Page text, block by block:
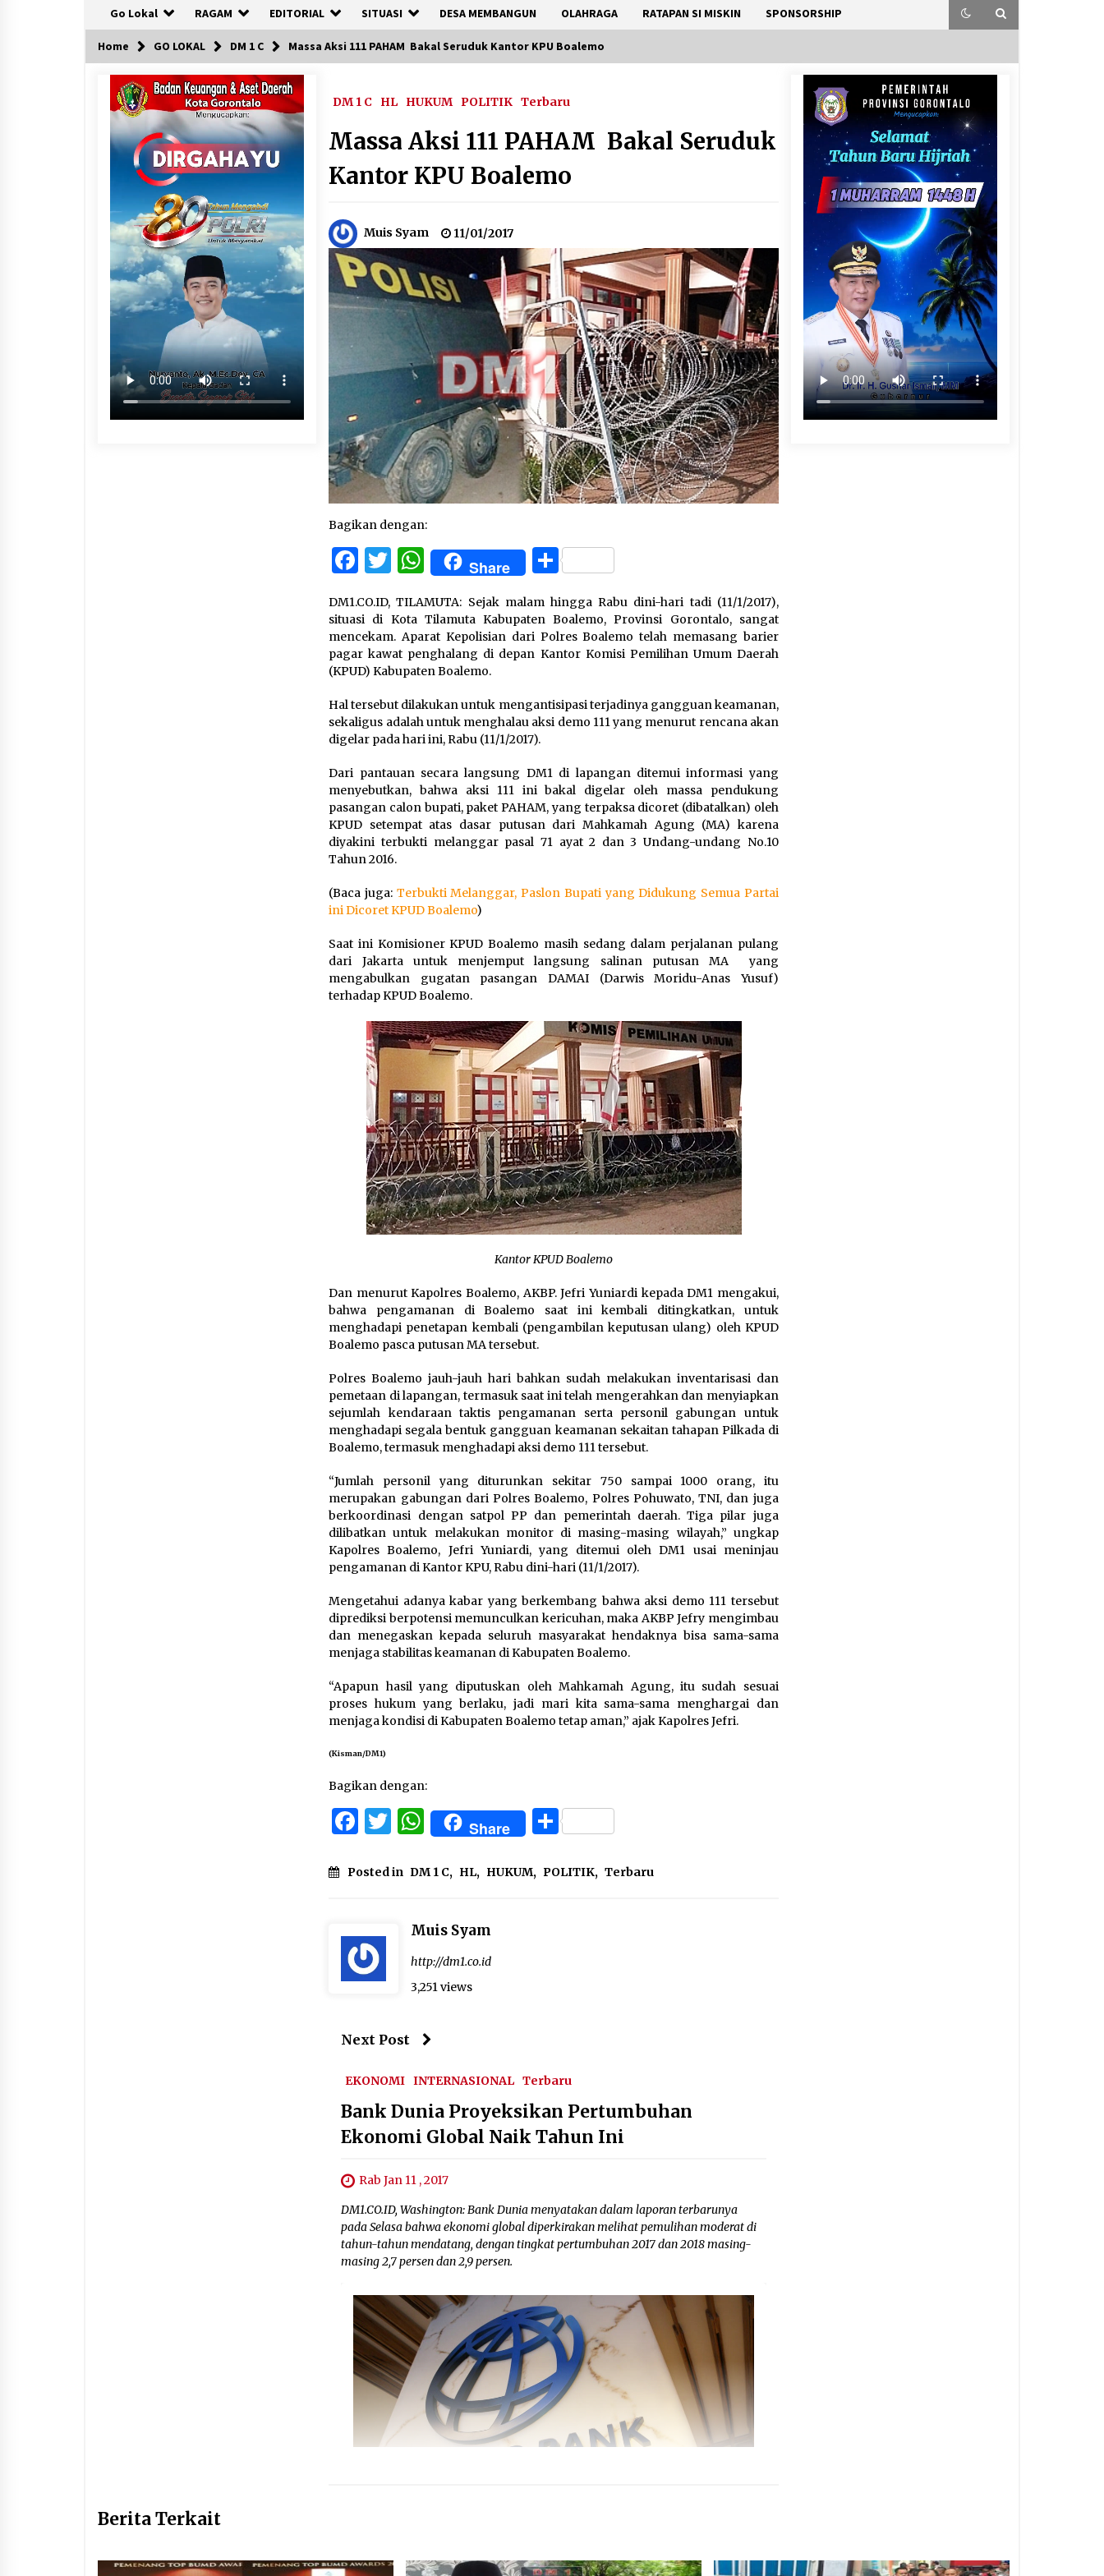
Go Lokal RAGAM EDITORIAL SITUASI DESA MEMBANGUN OLAHRAGA RATAPAN SI MISKIN SPONSORSHIP
Home GO LOKAL DM 1 C Massa Aksi 111 PAHAM Bakal Seruduk Kantor KPU Boalemo
DM 1 C HL HUKUM POLITIK Terbaru
Massa Aksi 111 PAHAM Bakal Seruduk
Kantor KPU Boalemo
Muis Syam 11/01/2017
Bagikan dengan:
Facebook
Twitter
WhatsApp
Share Share
DM1.CO.ID, TILAMUTA: Sejak malam hingga Rabu dini-hari tadi (11/1/2017),
situasi di Kota Tilamuta Kabupaten Boalemo, Provinsi Gorontalo, sangat
mencekam. Aparat Kepolisian dari Polres Boalemo telah memasang barier
pagar kawat penghalang di depan Kantor Komisi Pemilihan Umum Daerah
(KPUD) Kabupaten Boalemo.
Hal tersebut dilakukan untuk mengantisipasi terjadinya gangguan keamanan,
sekaligus adalah untuk menghalau aksi demo 111 yang menurut rencana akan
digelar pada hari ini, Rabu (11/1/2017).
Dari pantauan secara langsung DM1 di lapangan ditemui informasi yang
menyebutkan, bahwa aksi 111 ini bakal digelar oleh massa pendukung
pasangan calon bupati, paket PAHAM, yang terpaksa dicoret (dibatalkan) oleh
KPUD setempat atas dasar putusan dari Mahkamah Agung (MA) karena
diyakini terbukti melanggar pasal 71 ayat 2 dan 3 Undang-undang No.10
Tahun 2016.
(Baca juga: Terbukti Melanggar, Paslon Bupati yang Didukung Semua Partai
ini Dicoret KPUD Boalemo)
Saat ini Komisioner KPUD Boalemo masih sedang dalam perjalanan pulang
dari Jakarta untuk menjemput langsung salinan putusan MA yang
mengabulkan gugatan pasangan DAMAI (Darwis Moridu-Anas Yusuf)
terhadap KPUD Boalemo.
Kantor KPUD Boalemo
Dan menurut Kapolres Boalemo, AKBP. Jefri Yuniardi kepada DM1 mengakui,
bahwa pengamanan di Boalemo saat ini kembali ditingkatkan, untuk
menghadapi penetapan kembali (pengambilan keputusan ulang) oleh KPUD
Boalemo pasca putusan MA tersebut.
Polres Boalemo jauh-jauh hari bahkan sudah melakukan inventarisasi dan
pemetaan di lapangan, termasuk saat ini telah mengerahkan dan menyiapkan
sejumlah kendaraan taktis pengamanan serta personil gabungan untuk
menghadapi segala bentuk gangguan keamanan sekaitan tahapan Pilkada di
Boalemo, termasuk menghadapi aksi demo 111 tersebut.
“Jumlah personil yang diturunkan sekitar 750 sampai 1000 orang, itu
merupakan gabungan dari Polres Boalemo, Polres Pohuwato, TNI, dan juga
berkoordinasi dengan satpol PP dan pemerintah daerah. Tiga pilar juga
dilibatkan untuk melakukan monitor di masing-masing wilayah,” ungkap
Kapolres Boalemo, Jefri Yuniardi, yang ditemui oleh DM1 usai meninjau
pengamanan di Kantor KPU, Rabu dini-hari (11/1/2017).
Mengetahui adanya kabar yang berkembang bahwa aksi demo 111 tersebut
diprediksi berpotensi memunculkan kericuhan, maka AKBP Jefry mengimbau
dan menegaskan kepada seluruh masyarakat hendaknya bisa sama-sama
menjaga stabilitas keamanan di Kabupaten Boalemo.
“Apapun hasil yang diputuskan oleh Mahkamah Agung, itu sudah sesuai
proses hukum yang berlaku, jadi mari kita sama-sama menghargai dan
menjaga kondisi di Kabupaten Boalemo tetap aman,” ajak Kapolres Jefri.
(Kisman/DM1)
Bagikan dengan:
Facebook
Twitter
WhatsApp
Share Share
Posted in DM 1 C, HL, HUKUM, POLITIK, Terbaru
Muis Syam
http://dm1.co.id
3,251 views
Next Post
EKONOMI INTERNASIONAL Terbaru
Bank Dunia Proyeksikan Pertumbuhan
Ekonomi Global Naik Tahun Ini
Rab Jan 11 , 2017
DM1.CO.ID, Washington: Bank Dunia menyatakan dalam laporan terbarunya
pada Selasa bahwa ekonomi global diperkirakan melihat pemulihan moderat di
tahun-tahun mendatang, dengan tingkat pertumbuhan 2017 dan 2018 masing-
masing 2,7 persen dan 2,9 persen.
Berita Terkait